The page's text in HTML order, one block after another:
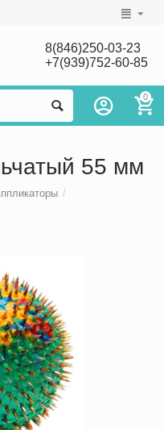
8(846)250-03-23
+7(939)752-60-85
0
55 мм
/